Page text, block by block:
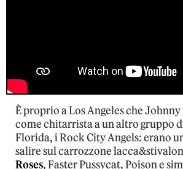
È proprio a Los Angeles che Johnny
come chitarrista a un altro gruppo
Florida, i Rock City Angels: erano
salire sul carrozzone
Roses, Faster Pussycat, Poison e